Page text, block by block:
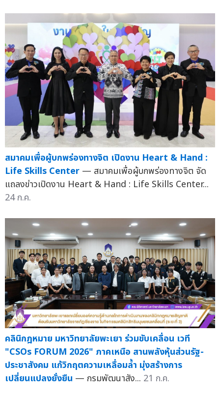
สมาคมเพื่อผู้บกพร่องทางจิต เปิดงาน Heart & Hand :
Life Skills Center — สมาคมเพื่อผู้บกพร่องทางจิต จัด
แถลงข่าวเปิดงาน Heart & Hand : Life Skills Center...
24 ก.ค.
คลินิกฎหมาย มหาวิทยาลัยพะเยา ร่วมขับเคลื่อน เวที
"CSOs FORUM 2026" ภาคเหนือ สานพลังหุ้นส่วนรัฐ-
ประชาสังคม แก้วิกฤตความเหลื่อมล้ำ มุ่งสร้างการ
เปลี่ยนแปลงยั่งยืน — กรมพัฒนาสัง... 21 ก.ค.